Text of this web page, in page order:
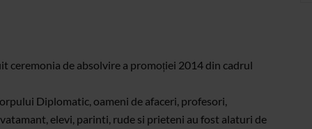
ceremonia de absolvire a promoției 2014 din cadrul
Diplomatic, oameni de afaceri, profesori,
elevi, parinti, rude si prieteni au fost alaturi de